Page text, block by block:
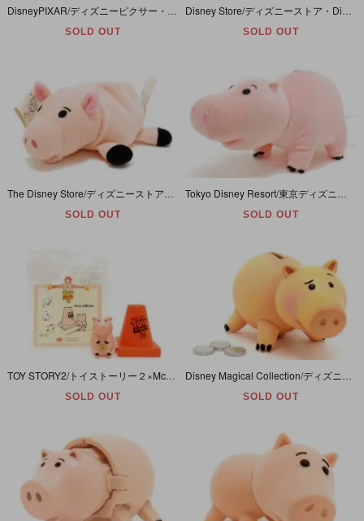
DisneyPIXAR/ディズニーピクサー・プレイスクール/ハズブロ・MR.POTATO HEAD BUCKET FRIENDS TOY STORY/ミスターポテトヘッドバケットフレンズトイストーリー
SOLD OUT
Disney Store/ディズニーストア・Disney･PIXAR/ディズニーピクサー・TOY STORY/トイストーリー 「Hamm Bank Tirelire/ハム・陶器製貯金箱」 一部未開封
SOLD OUT
SOLD OUT SOLD OUT
TOY STORY2/トイストーリー２×McDonald's/マクドナルド・Meal Toy/ミールトイ 「Cone w/Hamm/コーンウィズハム」 1999年・開封
SOLD OUT SOLD OUT